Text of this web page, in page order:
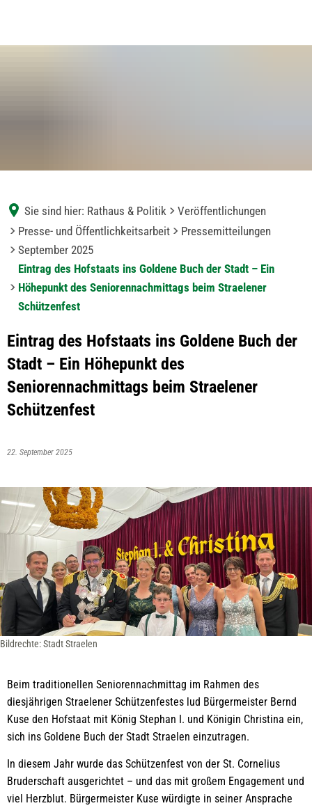
Sie sind hier: Rathaus & Politik
Veröffentlichungen
Presse- und Öffentlichkeitsarbeit
Pressemitteilungen
September 2025
Eintrag des Hofstaats ins Goldene Buch der Stadt – Ein
Höhepunkt des Seniorennachmittags beim Straelener
Schützenfest
Eintrag des Hofstaats ins Goldene Buch der
Stadt – Ein Höhepunkt des
Seniorennachmittags beim Straelener
Schützenfest
22. September 2025
Bildrechte: Stadt Straelen
Beim traditionellen Seniorennachmittag im Rahmen des
diesjährigen Straelener Schützenfestes lud Bürgermeister Bernd
Kuse den Hofstaat mit König Stephan I. und Königin Christina ein,
sich ins Goldene Buch der Stadt Straelen einzutragen.
In diesem Jahr wurde das Schützenfest von der St. Cornelius
Bruderschaft ausgerichtet – und das mit großem Engagement und
viel Herzblut. Bürgermeister Kuse würdigte in seiner Ansprache